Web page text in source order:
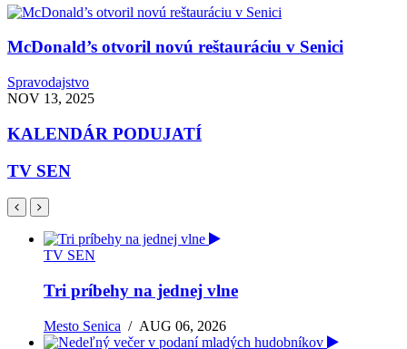
McDonald’s otvoril novú reštauráciu v Senici
Spravodajstvo
NOV 13, 2025
KALENDÁR PODUJATÍ
TV SEN
TV SEN
Tri príbehy na jednej vlne
Mesto Senica /AUG 06, 2026